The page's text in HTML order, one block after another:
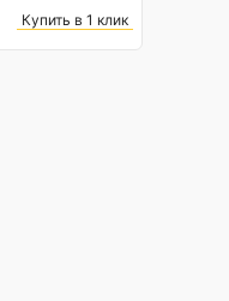
Купить в 1 клик